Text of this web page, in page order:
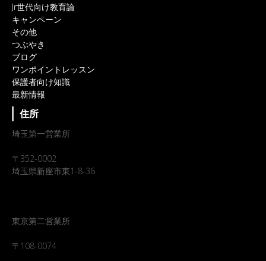
Jr世代向け教育論
キャンペーン
その他
つぶやき
ブログ
ワンポイントレッスン
保護者向け知識
最新情報
住所
埼玉第一営業所
〒352-0002
埼玉県新座市東1-8-36
東京第二営業所
〒108-0074